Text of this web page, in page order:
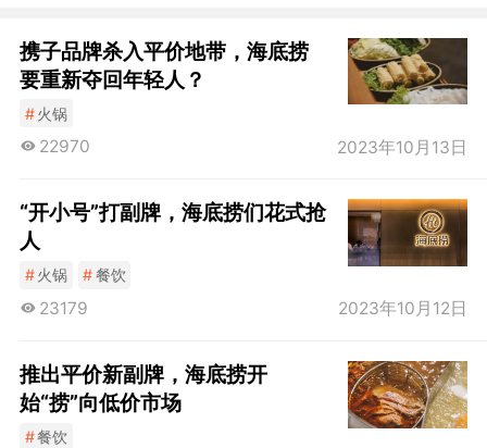
携子品牌杀入平价地带，海底捞
要重新夺回年轻人？
#火锅
22970 2023年10月13日
“开小号”打副牌，海底捞们花式抢
人
#火锅 #餐饮
23179 2023年10月12日
推出平价新副牌，海底捞开
始“捞”向低价市场
#餐饮